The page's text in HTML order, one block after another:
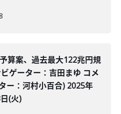
算案、過去最大122兆円規
ゲーター：吉田まゆ コメ
ー：河村小百合) 2025年
(火)